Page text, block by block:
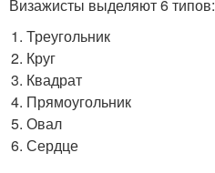
Визажисты выделяют 6 типов:
Треугольник
Круг
Квадрат
Прямоугольник
Овал
Сердце